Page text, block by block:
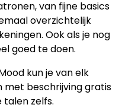
van fijne basics
overzichtelijk
Ook als je nog
goed te doen.
kun je van elk
beschrijving gratis
talen zelfs.